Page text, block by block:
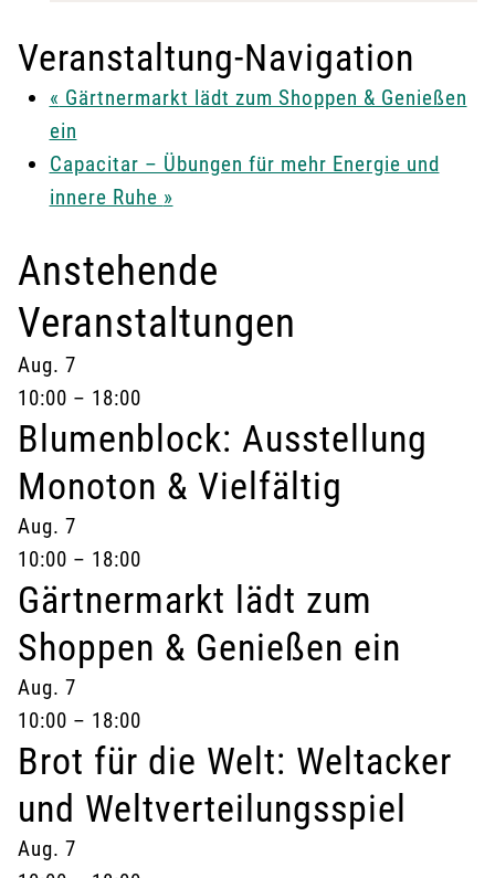
Veranstaltung-Navigation
« Gärtnermarkt lädt zum Shoppen & Genießen
ein
Capacitar – Übungen für mehr Energie und
innere Ruhe »
Anstehende
Veranstaltungen
Aug. 7
10:00 – 18:00
Blumenblock: Ausstellung
Monoton & Vielfältig
Aug. 7
10:00 – 18:00
Gärtnermarkt lädt zum
Shoppen & Genießen ein
Aug. 7
10:00 – 18:00
Brot für die Welt: Weltacker
und Weltverteilungsspiel
Aug. 7